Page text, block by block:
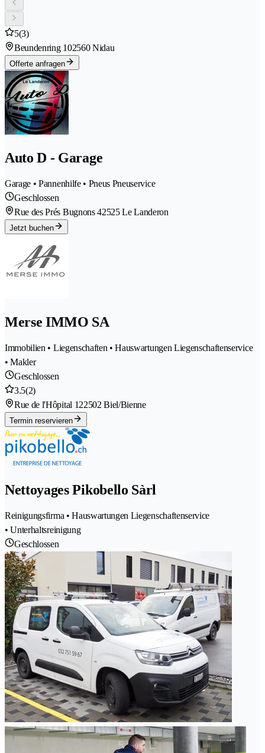
5(3)
Beundenring 102560 Nidau
Offerte anfragen
Auto D - Garage
Garage • Pannenhilfe • Pneus Pneuservice
Geschlossen
Rue des Prés Bugnons 42525 Le Landeron
Jetzt buchen
Merse IMMO SA
Immobilien • Liegenschaften • Hauswartungen Liegenschaftenservice
• Makler
Geschlossen
3.5(2)
Rue de l'Hôpital 122502 Biel/Bienne
Termin reservieren
Nettoyages Pikobello Sàrl
Reinigungsfirma • Hauswartungen Liegenschaftenservice
• Unterhaltsreinigung
Geschlossen